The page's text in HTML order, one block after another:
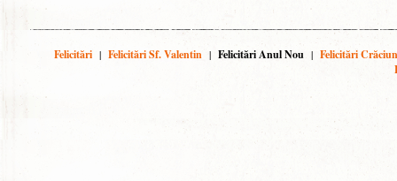
Felicitări | Felicitări Sf. Valentin | Felicitări Anul Nou | Felicitări